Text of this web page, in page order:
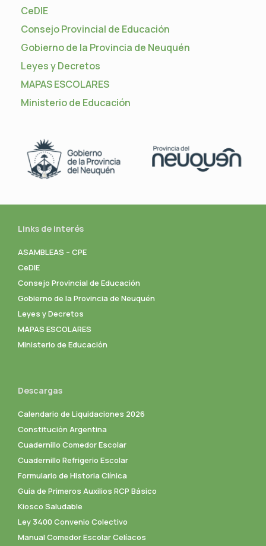
CeDIE
Consejo Provincial de Educación
Gobierno de la Provincia de Neuquén
Leyes y Decretos
MAPAS ESCOLARES
Ministerio de Educación
Links de interés
ASAMBLEAS – CPE
CeDIE
Consejo Provincial de Educación
Gobierno de la Provincia de Neuquén
Leyes y Decretos
MAPAS ESCOLARES
Ministerio de Educación
Descargas
Calendario de Liquidaciones 2026
Constitución Argentina
Cuadernillo Comedor Escolar
Cuadernillo Refrigerio Escolar
Formulario de Historia Clínica
Guia de Primeros Auxilios RCP Básico
Kiosco Saludable
Ley 3400 Convenio Colectivo
Manual Comedor Escolar Celíacos